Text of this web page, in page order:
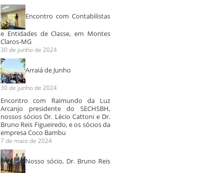
Encontro com Contabilistas
e Entidades de Classe, em Montes
Claros-MG
30 de junho de 2024
Arraiá de Junho
30 de junho de 2024
Encontro com Raimundo da Luz
Arcanjo presidente do SECHSBH,
nossos sócios Dr. Lécio Cattoni e Dr.
Bruno Reis Figueiredo, e os sócios da
empresa Coco Bambu
7 de maio de 2024
Nosso sócio, Dr. Bruno Reis